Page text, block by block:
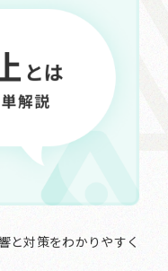
と対策をわかりやすく